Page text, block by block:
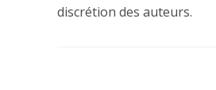
discrétion des auteurs.